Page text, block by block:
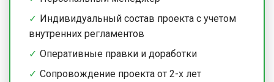
Индивидуальный состав проекта с учетом
внутренних регламентов
Оперативные правки и доработки
Сопровождение проекта от 2-х лет